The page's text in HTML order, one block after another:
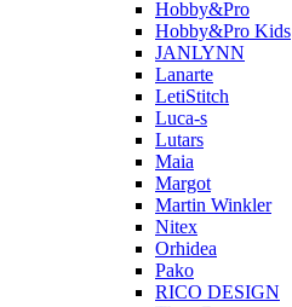
Hobby&Pro
Hobby&Pro Kids
JANLYNN
Lanarte
LetiStitch
Luca-s
Lutars
Maia
Margot
Martin Winkler
Nitex
Orhidea
Pako
RICO DESIGN